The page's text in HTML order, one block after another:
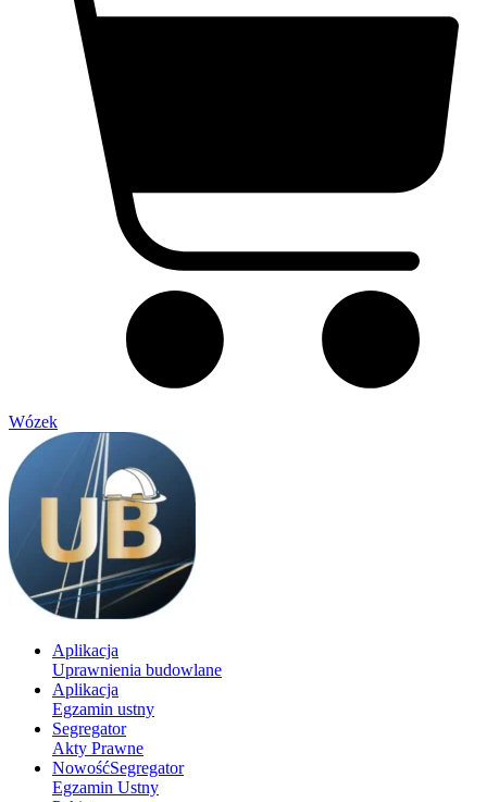
Wózek
Aplikacja
Uprawnienia budowlane
Aplikacja
Egzamin ustny
Segregator
Akty Prawne
NowośćSegregator
Egzamin Ustny